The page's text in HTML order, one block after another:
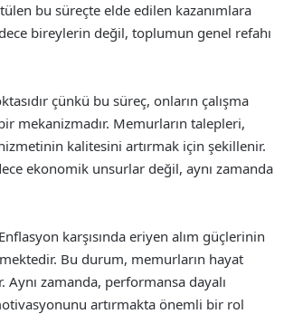
bu süreçte elde edilen kazanımlara
bireylerin değil, toplumun genel refahı
çünkü bu süreç, onların çalışma
mekanizmadır. Memurların talepleri,
kalitesini artırmak için şekillenir.
ekonomik unsurlar değil, aynı zamanda
karşısında eriyen alım güçlerinin
Bu durum, memurların hayat
zamanda, performansa dayalı
artırmakta önemli bir rol